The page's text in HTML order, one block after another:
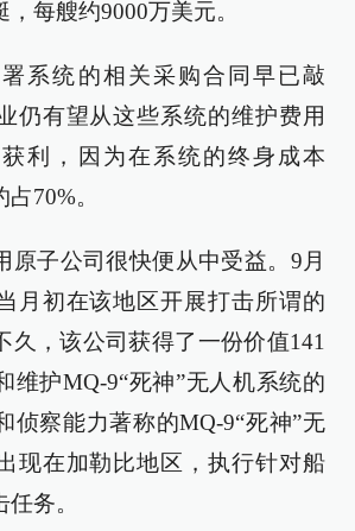
每艘约9000万美元。
系统的相关采购合同早已敲
仍有望从这些系统的维护费用
利，因为在系统的终身成本
70%。
原子公司很快便从中受益。9月
月初在该地区开展打击所谓的
久，该公司获得了一份价值141
维护MQ-9“死神”无人机系统的
侦察能力著称的MQ-9“死神”无
现在加勒比地区，执行针对船
务。